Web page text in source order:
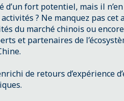
d’un fort potentiel, mais il
? Ne manquez pas
du marché chinois ou
et partenaires de
de retours